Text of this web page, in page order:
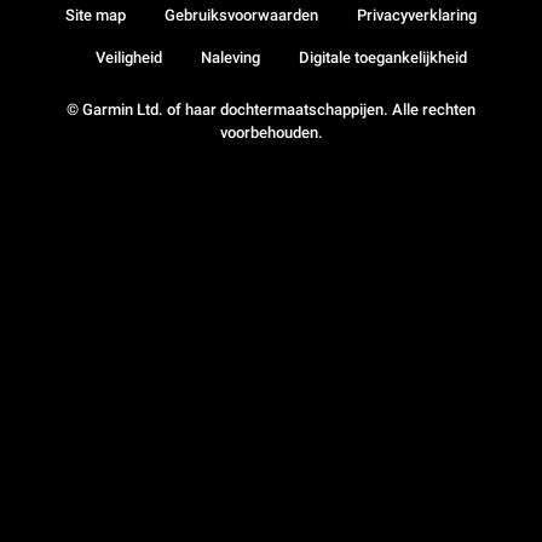
© Garmin Ltd. of haar dochtermaatschappijen. Alle rechten
voorbehouden.
Site map Gebruiksvoorwaarden Privacyverklaring
Veiligheid Naleving Digitale toegankelijkheid